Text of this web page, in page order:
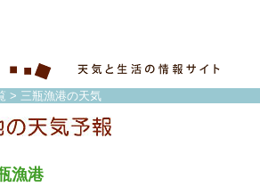
> 三瓶漁港の天気
漁港